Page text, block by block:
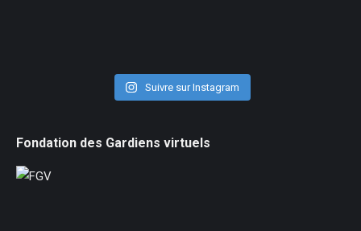
Suivre sur Instagram
Fondation des Gardiens virtuels